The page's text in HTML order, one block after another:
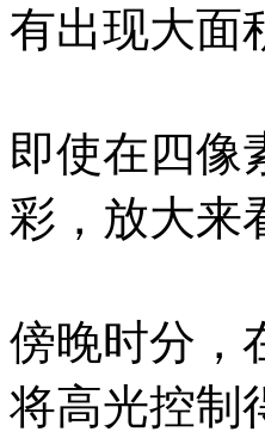
有出现大面
即使在四像
彩，放大来
傍晚时分，
将高光控制